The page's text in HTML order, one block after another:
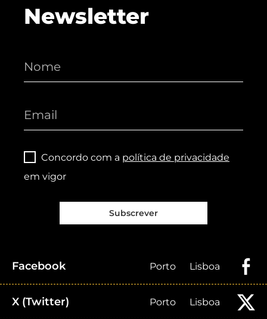
Newsletter
Concordo com a política de privacidade
em vigor
Subscrever
Facebook Porto Lisboa
X (Twitter) Porto Lisboa